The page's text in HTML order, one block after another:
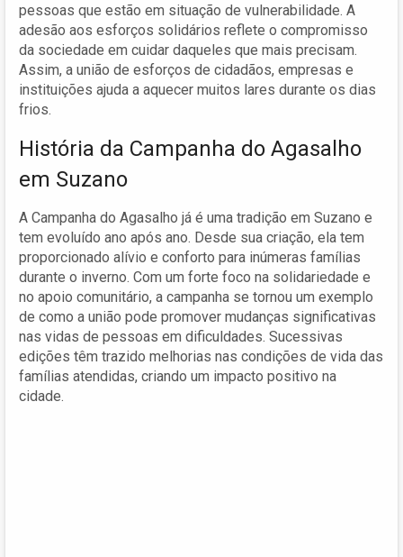
pessoas que estão em situação de vulnerabilidade. A
adesão aos esforços solidários reflete o compromisso
da sociedade em cuidar daqueles que mais precisam.
Assim, a união de esforços de cidadãos, empresas e
instituições ajuda a aquecer muitos lares durante os dias
frios.
História da Campanha do Agasalho
em Suzano
A Campanha do Agasalho já é uma tradição em Suzano e
tem evoluído ano após ano. Desde sua criação, ela tem
proporcionado alívio e conforto para inúmeras famílias
durante o inverno. Com um forte foco na solidariedade e
no apoio comunitário, a campanha se tornou um exemplo
de como a união pode promover mudanças significativas
nas vidas de pessoas em dificuldades. Sucessivas
edições têm trazido melhorias nas condições de vida das
famílias atendidas, criando um impacto positivo na
cidade.